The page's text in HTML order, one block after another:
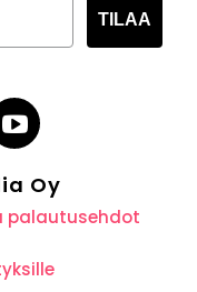
TILAA
Oy
palautusehdot